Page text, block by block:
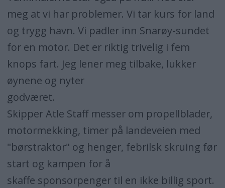
meg at vi har problemer. Vi tar kurs for land
og trygg havn. Vi padler inn Snarøy-sundet
for en motor. Det er riktig trivelig i fem
knops fart. Jeg lener meg tilbake, lukker
øynene og nyter
godværet.
Skipper Atle Staff messer om propellblader,
motormekking, timer på landeveien med
"børstraktor" og henger, febrilsk skruing før
start og kampen for å
skaffe sponsorpenger til en ikke billig sport.